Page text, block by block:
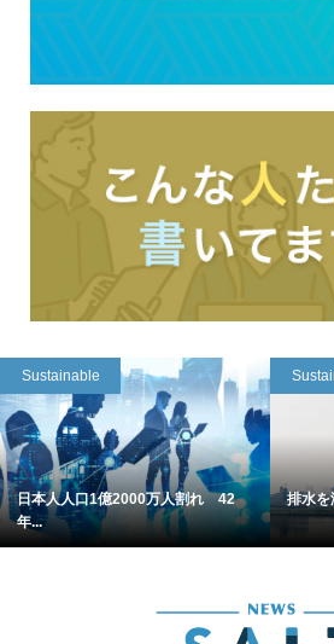
Sustainable
日本人人口1億2000万人割れ 42
年...
排水を